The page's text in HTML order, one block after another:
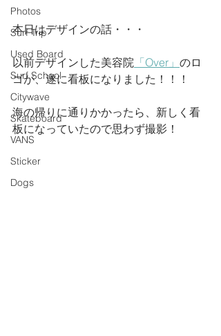
Photos
Surf Trip
Used Board
Surf School
Citywave
Skateboard
VANS
Sticker
Dogs
本日はデザインの話・・・
以前デザインした美容院 「Over」 のロ
ゴが、遂に看板になりました！！！
海の帰りに通りかかったら、新しく看
板になっていたので思わず撮影！